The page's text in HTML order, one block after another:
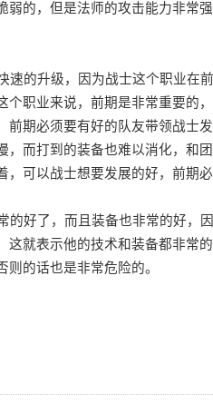
弱的，但是法师的攻击能力非常
的升级，因为战士这个职业在
职业来说，前期是非常重要的
前期必须要有好的队友带领战士
而打到的装备也难以消化，和
可以战士想要发展的好，前期
好了，而且装备也非常的好，
就表示他的技术和装备都非常
的话也是非常危险的。